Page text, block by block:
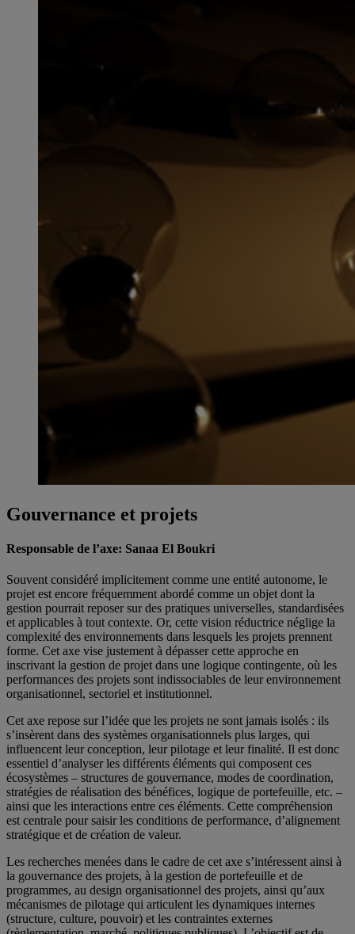
Gouvernance et projets
Responsable de l’axe: Sanaa El Boukri
Souvent considéré implicitement comme une entité autonome, le
projet est encore fréquemment abordé comme un objet dont la
gestion pourrait reposer sur des pratiques universelles, standardisées
et applicables à tout contexte. Or, cette vision réductrice néglige la
complexité des environnements dans lesquels les projets prennent
forme. Cet axe vise justement à dépasser cette approche en
inscrivant la gestion de projet dans une logique contingente, où les
performances des projets sont indissociables de leur environnement
organisationnel, sectoriel et institutionnel.
Cet axe repose sur l’idée que les projets ne sont jamais isolés : ils
s’insèrent dans des systèmes organisationnels plus larges, qui
influencent leur conception, leur pilotage et leur finalité. Il est donc
essentiel d’analyser les différents éléments qui composent ces
écosystèmes – structures de gouvernance, modes de coordination,
stratégies de réalisation des bénéfices, logique de portefeuille, etc. –
ainsi que les interactions entre ces éléments. Cette compréhension
est centrale pour saisir les conditions de performance, d’alignement
stratégique et de création de valeur.
Les recherches menées dans le cadre de cet axe s’intéressent ainsi à
la gouvernance des projets, à la gestion de portefeuille et de
programmes, au design organisationnel des projets, ainsi qu’aux
mécanismes de pilotage qui articulent les dynamiques internes
(structure, culture, pouvoir) et les contraintes externes